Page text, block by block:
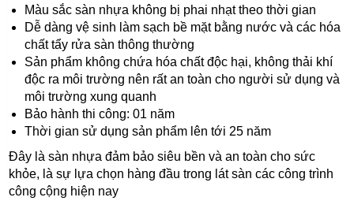
Màu sắc sàn nhựa không bị phai nhạt theo thời gian
Dễ dàng vệ sinh làm sạch bề mặt bằng nước và các hóa
chất tẩy rửa sàn thông thường
Sản phẩm không chứa hóa chất độc hại, không thải khí
độc ra môi trường nên rất an toàn cho người sử dụng và
môi trường xung quanh
Bảo hành thi công: 01 năm
Thời gian sử dụng sản phẩm lên tới 25 năm
Đây là sàn nhựa đảm bảo siêu bền và an toàn cho sức
khỏe, là sự lựa chọn hàng đầu trong lát sàn các công trình
công cộng hiện nay